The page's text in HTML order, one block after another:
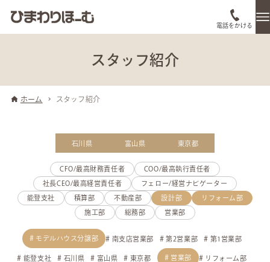
電話をかける
スタッフ紹介
ホーム スタッフ紹介
石川県 富山県 東京都
CFO/最高財務責任者 COO/最高執行責任者
社長CEO/最高経営責任者 フェロー/経営ナビゲーター
能登支社 積算部 不動産部 設計部 リフォーム部
施工部 総務部 営業部
モデルハウス分譲部 南支店営業部 第2営業部 第1営業部
能登支社 石川県 富山県 東京都 営業部 リフォーム部